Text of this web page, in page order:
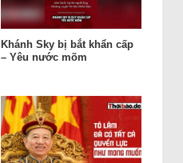
Khánh Sky bị bắt khẩn cấp
– Yêu nước mõm